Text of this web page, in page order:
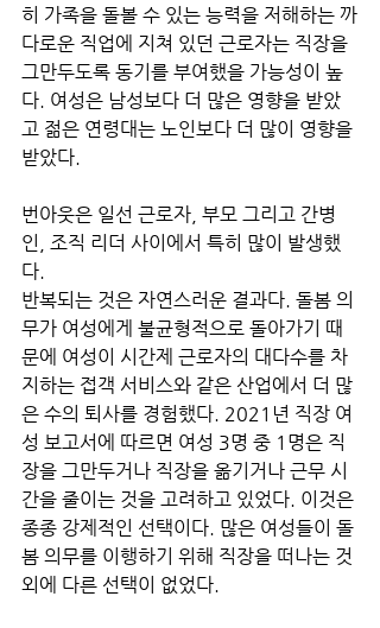
히 가족을 돌볼 수 있는 능력을 저해하는 까
다로운 직업에 지쳐 있던 근로자는 직장을
그만두도록 동기를 부여했을 가능성이 높
다. 여성은 남성보다 더 많은 영향을 받았
고 젊은 연령대는 노인보다 더 많이 영향을
받았다.
번아웃은 일선 근로자, 부모 그리고 간병
인, 조직 리더 사이에서 특히 많이 발생했
다.
반복되는 것은 자연스러운 결과다. 돌봄 의
무가 여성에게 불균형적으로 돌아가기 때
문에 여성이 시간제 근로자의 대다수를 차
지하는 접객 서비스와 같은 산업에서 더 많
은 수의 퇴사를 경험했다. 2021년 직장 여
성 보고서에 따르면 여성 3명 중 1명은 직
장을 그만두거나 직장을 옮기거나 근무 시
간을 줄이는 것을 고려하고 있었다. 이것은
종종 강제적인 선택이다. 많은 여성들이 돌
봄 의무를 이행하기 위해 직장을 떠나는 것
외에 다른 선택이 없었다.